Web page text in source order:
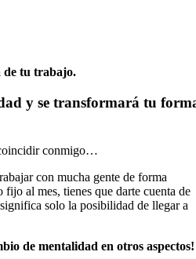
tu trabajo.
y se transformará tu
conmigo…
con mucha gente de forma
fijo al mes, tienes que darte cuenta de
solo la posibilidad de llegar a
de mentalidad en otros aspectos!